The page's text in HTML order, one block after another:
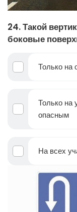
24. Такой
боковые
Только на
Только на
опасным
На всех